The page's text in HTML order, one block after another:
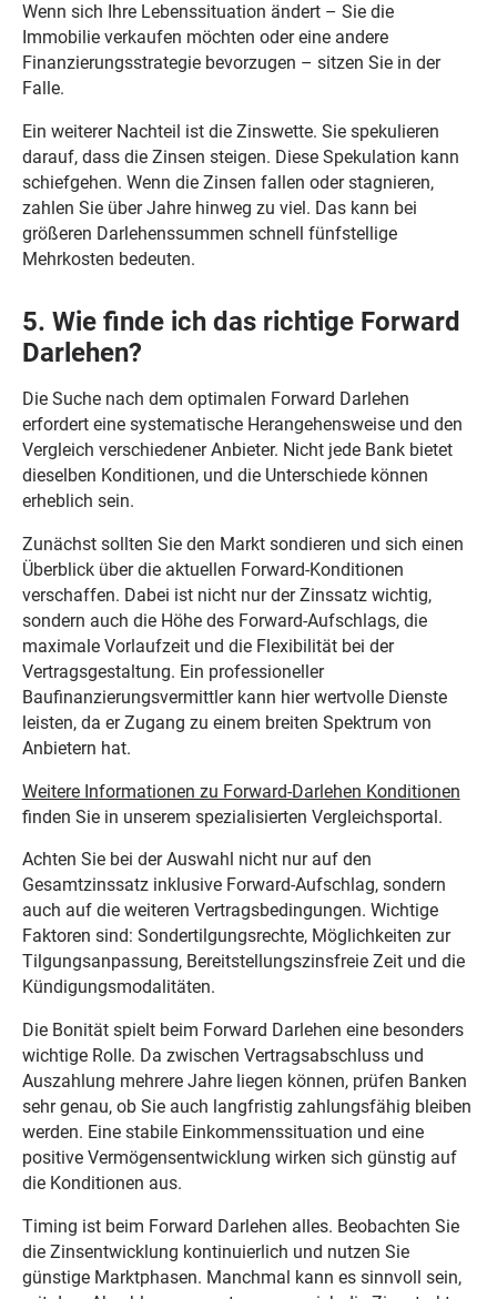
Wenn sich Ihre Lebenssituation ändert – Sie die
Immobilie verkaufen möchten oder eine andere
Finanzierungsstrategie bevorzugen – sitzen Sie in der
Falle.
Ein weiterer Nachteil ist die Zinswette. Sie spekulieren
darauf, dass die Zinsen steigen. Diese Spekulation kann
schiefgehen. Wenn die Zinsen fallen oder stagnieren,
zahlen Sie über Jahre hinweg zu viel. Das kann bei
größeren Darlehenssummen schnell fünfstellige
Mehrkosten bedeuten.
5. Wie finde ich das richtige Forward
Darlehen?
Die Suche nach dem optimalen Forward Darlehen
erfordert eine systematische Herangehensweise und den
Vergleich verschiedener Anbieter. Nicht jede Bank bietet
dieselben Konditionen, und die Unterschiede können
erheblich sein.
Zunächst sollten Sie den Markt sondieren und sich einen
Überblick über die aktuellen Forward-Konditionen
verschaffen. Dabei ist nicht nur der Zinssatz wichtig,
sondern auch die Höhe des Forward-Aufschlags, die
maximale Vorlaufzeit und die Flexibilität bei der
Vertragsgestaltung. Ein professioneller
Baufinanzierungsvermittler kann hier wertvolle Dienste
leisten, da er Zugang zu einem breiten Spektrum von
Anbietern hat.
Weitere Informationen zu Forward-Darlehen Konditionen
finden Sie in unserem spezialisierten Vergleichsportal.
Achten Sie bei der Auswahl nicht nur auf den
Gesamtzinssatz inklusive Forward-Aufschlag, sondern
auch auf die weiteren Vertragsbedingungen. Wichtige
Faktoren sind: Sondertilgungsrechte, Möglichkeiten zur
Tilgungsanpassung, Bereitstellungszinsfreie Zeit und die
Kündigungsmodalitäten.
Die Bonität spielt beim Forward Darlehen eine besonders
wichtige Rolle. Da zwischen Vertragsabschluss und
Auszahlung mehrere Jahre liegen können, prüfen Banken
sehr genau, ob Sie auch langfristig zahlungsfähig bleiben
werden. Eine stabile Einkommenssituation und eine
positive Vermögensentwicklung wirken sich günstig auf
die Konditionen aus.
Timing ist beim Forward Darlehen alles. Beobachten Sie
die Zinsentwicklung kontinuierlich und nutzen Sie
günstige Marktphasen. Manchmal kann es sinnvoll sein,